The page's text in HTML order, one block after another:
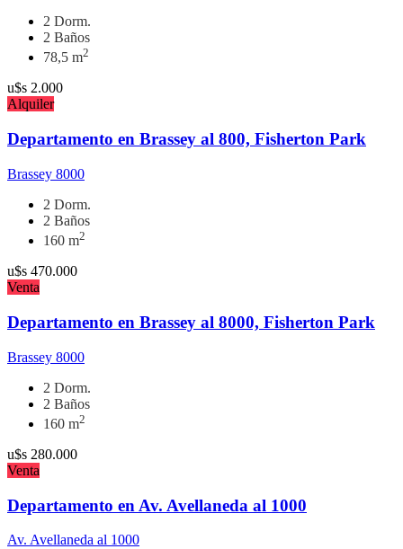
2 Dorm.
2 Baños
78,5 m2
u$s 2.000
Alquiler
Departamento en Brassey al 800, Fisherton Park
Brassey 8000
2 Dorm.
2 Baños
160 m2
u$s 470.000
Venta
Departamento en Brassey al 8000, Fisherton Park
Brassey 8000
2 Dorm.
2 Baños
160 m2
u$s 280.000
Venta
Departamento en Av. Avellaneda al 1000
Av. Avellaneda al 1000